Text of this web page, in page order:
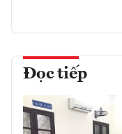
Đọc tiếp